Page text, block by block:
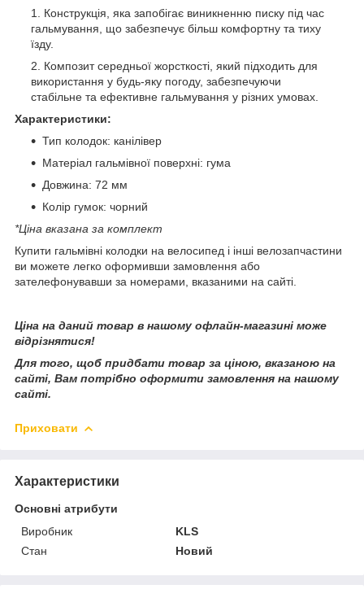
Конструкція, яка запобігає виникненню писку під час
гальмування, що забезпечує більш комфортну та тиху
їзду.
Композит середньої жорсткості, який підходить для
використання у будь-яку погоду, забезпечуючи
стабільне та ефективне гальмування у різних умовах.
Характеристики:
Тип колодок: канілівер
Матеріал гальмівної поверхні: гума
Довжина: 72 мм
Колір гумок: чорний
*Ціна вказана за комплект
Купити гальмівні колодки на велосипед і інші велозапчастини
ви можете легко оформивши замовлення або
зателефонувавши за номерами, вказаними на сайті.
Ціна на даний товар в нашому офлайн-магазині може
відрізнятися!
Для того, щоб придбати товар за ціною, вказаною на
сайті, Вам потрібно оформити замовлення на нашому
сайті.
Приховати
Характеристики
Основні атрибути
Виробник
KLS
Стан
Новий